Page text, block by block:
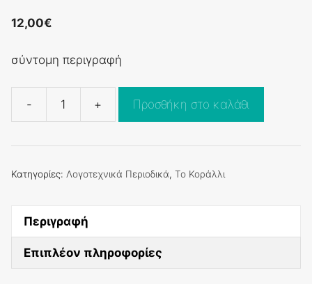
12,00€
σύντομη περιγραφή
-
τ.
41
+ Προσθήκη στο καλάθι
Κατηγορίες: Λογοτεχνικά Περιοδικά, Το Κοράλλι
Περιγραφή
Επιπλέον πληροφορίες